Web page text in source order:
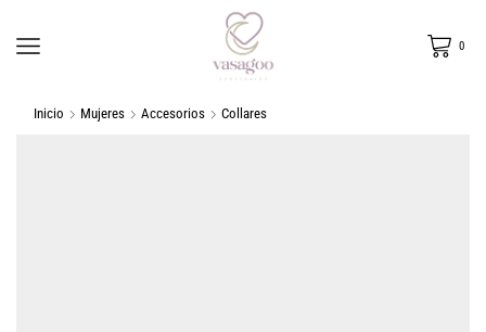
0
Inicio Mujeres Accesorios Collares